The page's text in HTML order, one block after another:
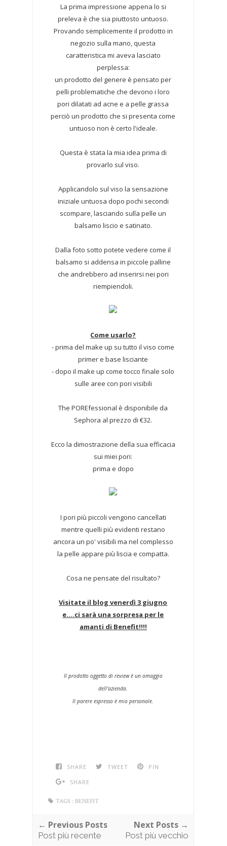
La prima impressione appena lo si
preleva è che sia piuttosto untuoso.
Provando semplicemente il prodotto in
negozio sulla mano, questa
caratteristica mi aveva lasciato
perplessa:
un prodotto del genere è pensato per
pelli problematiche che devono i loro
pori dilatati ad acne e a pelle grassa
perciò un prodotto che si presenta come
untuoso non è certo l'ideale.
Questa è stata la mia idea prima di
provarlo sul viso.
Applicandolo sul viso la sensazione
iniziale untuosa dopo pochi secondi
scompare, lasciando sulla pelle un
balsamo liscio e satinato.
Dalla foto sotto potete vedere come il
balsamo si addensa in piccole palline
che andrebbero ad inserirsi nei pori
riempiendoli.
Come usarlo?
- prima del make up su tutto il viso come
primer e base lisciante
- dopo il make up come tocco finale solo
sulle aree con pori visibili
The POREfessional è disponibile da
Sephora al prezzo di €32.
Ecco la dimostrazione della sua efficacia
sui miei pori:
prima e dopo
I pori più piccoli vengono cancellati
mentre quelli più evidenti restano
ancora un po' visibili ma nel complesso
la pelle appare più liscia e compatta.
Cosa ne pensate del risultato?
Visitate il blog venerdì 3 giugno
e....ci sarà una sorpresa per le
amanti di Benefit!!!!
Il prodotto oggetto di review è un omaggio
dell'azienda.
Il parere espresso è mio personale.
SHARE TWEET
PIN
SHARE
TAGS : BENEFIT
← Previous Posts
Post più recente
Next Posts →
Post più vecchio